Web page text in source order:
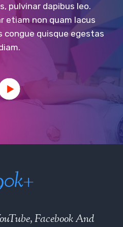
pulvinar dapibus leo.
etiam non quam lacus
congue quisque egestas
Facebook And